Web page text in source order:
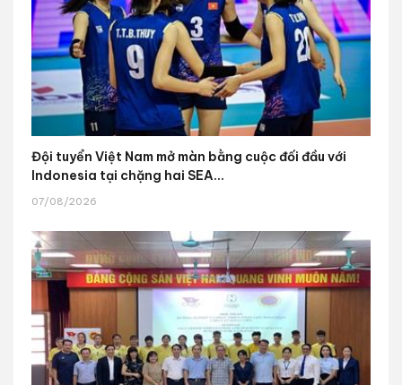
Đội tuyển Việt Nam mở màn bằng cuộc đối đầu với
Indonesia tại chặng hai SEA...
07/08/2026